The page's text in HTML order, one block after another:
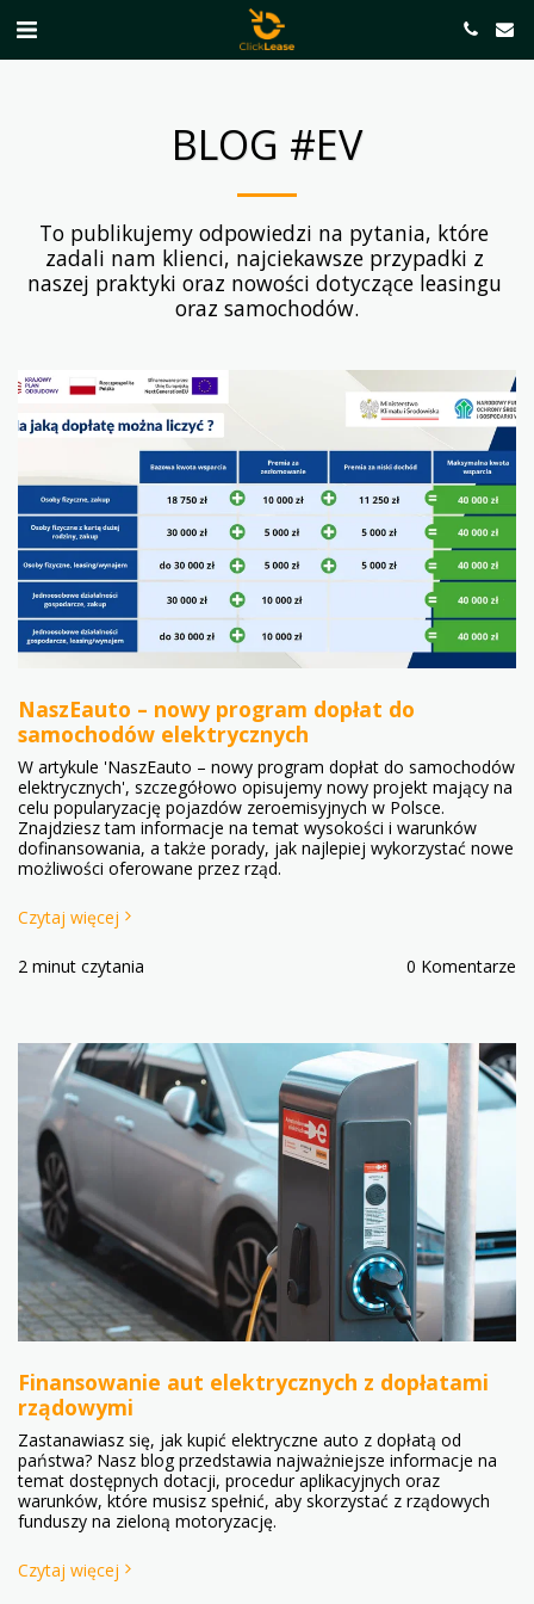
BLOG #EV
To publikujemy odpowiedzi na pytania, które
zadali nam klienci, najciekawsze przypadki z
naszej praktyki oraz nowości dotyczące leasingu
oraz samochodów.
NaszEauto – nowy program dopłat do
samochodów elektrycznych
W artykule 'NaszEauto – nowy program dopłat do samochodów
elektrycznych', szczegółowo opisujemy nowy projekt mający na
celu popularyzację pojazdów zeroemisyjnych w Polsce.
Znajdziesz tam informacje na temat wysokości i warunków
dofinansowania, a także porady, jak najlepiej wykorzystać nowe
możliwości oferowane przez rząd.
Czytaj więcej
2 minut czytania 0 Komentarze
Finansowanie aut elektrycznych z dopłatami
rządowymi
Zastanawiasz się, jak kupić elektryczne auto z dopłatą od
państwa? Nasz blog przedstawia najważniejsze informacje na
temat dostępnych dotacji, procedur aplikacyjnych oraz
warunków, które musisz spełnić, aby skorzystać z rządowych
funduszy na zieloną motoryzację.
Czytaj więcej